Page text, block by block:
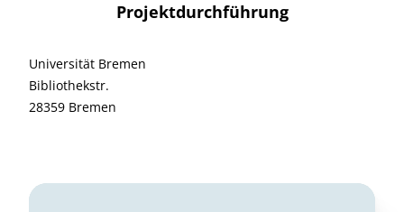
Projektdurchführung
Universität Bremen
Bibliothekstr.
28359 Bremen